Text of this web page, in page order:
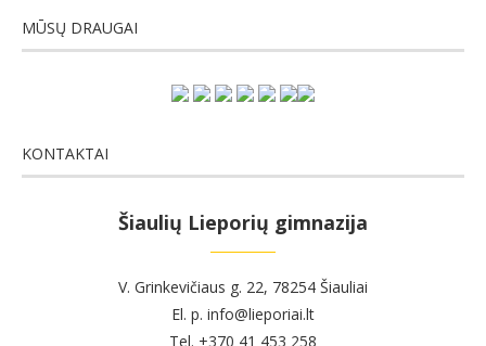
MŪSŲ DRAUGAI
KONTAKTAI
Šiaulių Lieporių gimnazija
V. Grinkevičiaus g. 22, 78254 Šiauliai
El. p. info@lieporiai.lt
Tel. +370 41 453 258